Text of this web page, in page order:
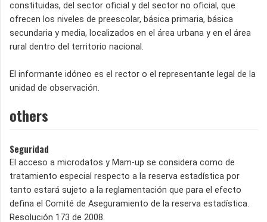
constituidas, del sector oficial y del sector no oficial, que
ofrecen los niveles de preescolar, básica primaria, básica
secundaria y media, localizados en el área urbana y en el área
rural dentro del territorio nacional.
El informante idóneo es el rector o el representante legal de la
unidad de observación.
others
Seguridad
El acceso a microdatos y Mam-up se considera como de
tratamiento especial respecto a la reserva estadística por
tanto estará sujeto a la reglamentación que para el efecto
defina el Comité de Aseguramiento de la reserva estadística.
Resolución 173 de 2008.